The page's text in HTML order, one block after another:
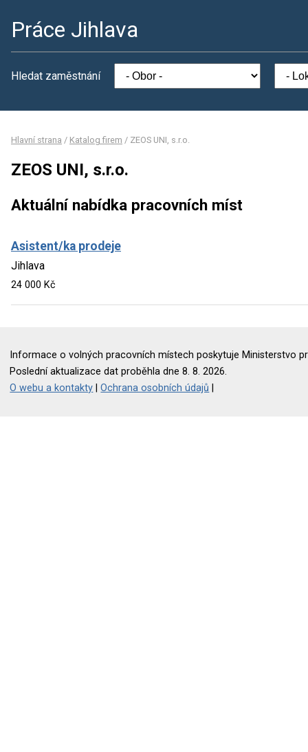
Práce Jihlava
Hledat zaměstnání
Hlavní strana / Katalog firem / ZEOS UNI, s.r.o.
ZEOS UNI, s.r.o.
Aktuální nabídka pracovních míst
Asistent/ka prodeje
Jihlava
24 000 Kč
Informace o volných pracovních místech poskytuje Ministerstvo
Poslední aktualizace dat proběhla dne 8. 8. 2026.
O webu a kontakty |Ochrana osobních údajů